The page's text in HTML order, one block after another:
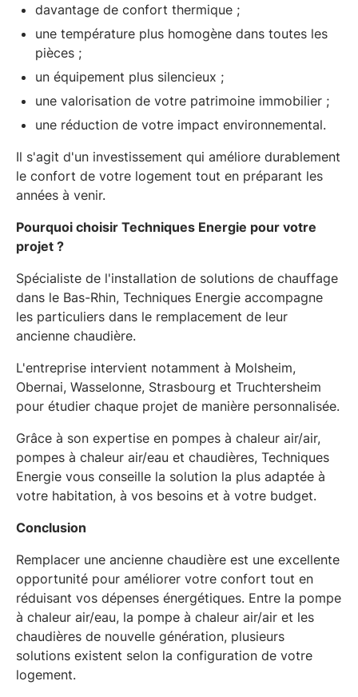
davantage de confort thermique ;
une température plus homogène dans toutes les
pièces ;
un équipement plus silencieux ;
une valorisation de votre patrimoine immobilier ;
une réduction de votre impact environnemental.
Il s'agit d'un investissement qui améliore durablement
le confort de votre logement tout en préparant les
années à venir.
Pourquoi choisir Techniques Energie pour votre
projet ?
Spécialiste de l'installation de solutions de chauffage
dans le Bas-Rhin, Techniques Energie accompagne
les particuliers dans le remplacement de leur
ancienne chaudière.
L'entreprise intervient notamment à Molsheim,
Obernai, Wasselonne, Strasbourg et Truchtersheim
pour étudier chaque projet de manière personnalisée.
Grâce à son expertise en pompes à chaleur air/air,
pompes à chaleur air/eau et chaudières, Techniques
Energie vous conseille la solution la plus adaptée à
votre habitation, à vos besoins et à votre budget.
Conclusion
Remplacer une ancienne chaudière est une excellente
opportunité pour améliorer votre confort tout en
réduisant vos dépenses énergétiques. Entre la pompe
à chaleur air/eau, la pompe à chaleur air/air et les
chaudières de nouvelle génération, plusieurs
solutions existent selon la configuration de votre
logement.